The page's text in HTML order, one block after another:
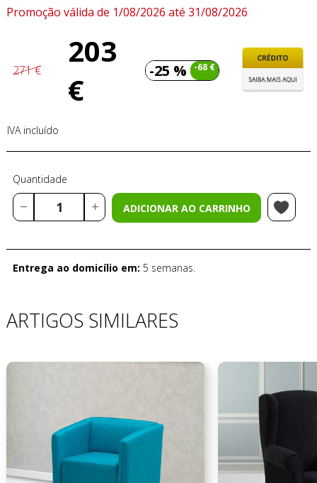
Promoção válida de 1/08/2026 até 31/08/2026
271 €
203
€
-25 % -68 €
IVA incluído
Quantidade
ADICIONAR AO CARRINHO
Entrega ao domicílio em: 5 semanas.
ARTIGOS SIMILARES